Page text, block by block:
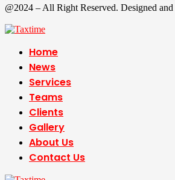
@2024 – All Right Reserved. Designed
Home
News
Services
Teams
Clients
Gallery
About Us
Contact Us